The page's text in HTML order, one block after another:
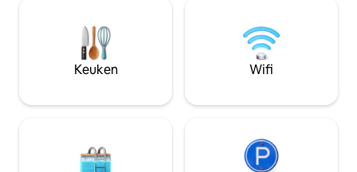
een ontspannen verblijf. Ideaal gelegen
in de buurt van GTC, winkelcentra,
restaurants, cafés en het uitgaansleven.
Alles wat Nairobi te bieden heeft, ligt op
kinderen 🤸
🏊 Zwembad
Keuken Wifi